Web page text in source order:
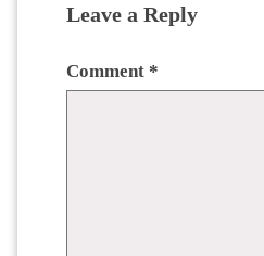
Leave a Reply
Comment *